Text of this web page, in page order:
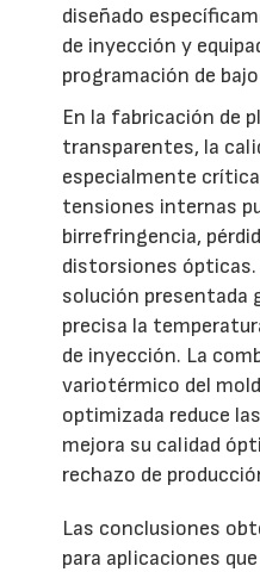
diseñado
de inyección y
programación de
En la fabricación de
transparentes, la
especialmente
tensiones internas
birrefringencia,
distorsiones ópticas.
solución presentada
precisa la
de inyección. La
variotérmico del
optimizada reduce
mejora su calidad
rechazo de
Las conclusiones
para aplicaciones